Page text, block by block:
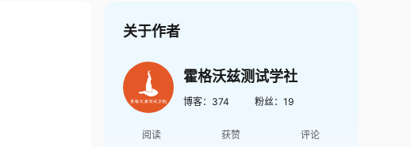
关于作者
霍格沃兹测试学社
博客： 374 粉丝： 19
阅读 获赞 评论